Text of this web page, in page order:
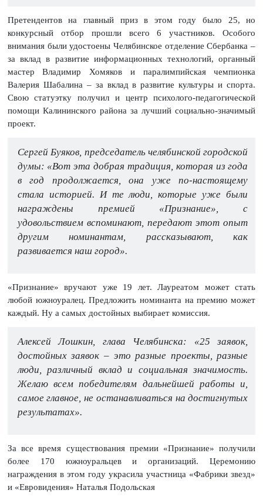
Претендентов на главный приз в этом году было 25, но
конкурсный отбор прошли всего 6 участников. Особого
внимания были удостоены Челябинское отделение Сбербанка –
за вклад в развитие информационных технологий, органный
мастер Владимир Хомяков и паралимпийская чемпионка
Валерия Шабалина – за вклад в развитие культуры и спорта.
Свою статуэтку получил и центр психолого-педагогической
помощи Калининского района за лучший социально-значимый
проект.
Сергей Буяков, председатель челябинской городской
думы: «Вот эта добрая традиция, которая из года
в год продолжается, она уже по-настоящему
стала историей. И те люди, которые уже были
награждены премией «Признание», с
удовольствием вспоминают, передают этот опыт
другим номинантам, рассказывают, как
развивается наш город».
«Признание» вручают уже 19 лет. Лауреатом может стать
любой южноуралец. Предложить номинанта на премию может
каждый. Ну а самых достойных выбирает комиссия.
Алексей Лошкин, глава Челябинска: «25 заявок,
достойных заявок – это разные проекты, разные
люди, различный вклад и социальная значимость.
Желаю всем победителям дальнейшей работы и,
самое главное, не останавливаться на достигнутых
результатах».
За все время существования премии «Признание» получили
более 170 южноуральцев и организаций. Церемонию
награждения в этом году украсила участница «Фабрики звезд»
и «Евровидения» Наталья Подольская